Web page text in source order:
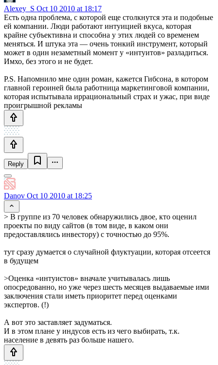
Alexey_S Oct 10 2010 at 18:17
Есть одна проблема, с которой еще столкнутся эта и подобные
ей компании. Люди работают интуицией вкуса, которая
крайне субъективна и способна у этих людей со временем
меняться. И штука эта — очень тонкий инструмент, который
может в один незаметный момент у «интуитов» разладиться.
Имхо, без этого и не будет.
P.S. Напомнило мне один роман, кажется Гибсона, в котором
главной героиней была работница маркетинговой компании,
которая испытывала иррациональный страх и ужас, при виде
проигрышной рекламы
Reply
Danov Oct 10 2010 at 18:25
> В группе из 70 человек обнаружились двое, кто оценил
проекты по виду сайтов (в том виде, в каком они
предоставлялись инвестору) с точностью до 95%.
тут сразу думается о случайной флуктуации, которая отсеется
в будущем
>Оценка «интуистов» вначале учитывалась лишь
опосредованно, но уже через шесть месяцев выдаваемые ими
заключения стали иметь приоритет перед оценками
экспертов. (!)
А вот это заставляет задуматься.
И в этом плане у индусов есть из чего выбирать, т.к.
население в девять раз больше нашего.